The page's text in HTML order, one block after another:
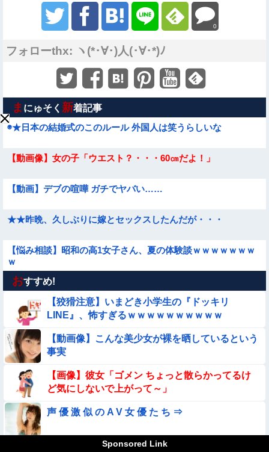
0
フォローthx: ヽ(*･∀･)人(･∀･*)ﾉ
ま にゅそく 新着記事
◉★日本の結婚式のこのルール 外国人は笑うらしいな
【動画像】女の子「ウエスト？・・・60㎝だよ！」
【動画】デブの喧嘩 ガチでヤバい……
★★昨晩、久しぶりに嫁とセックスしたんだが・・・
【悩み相談】昭和の高1女子さん、夏の体験談ｗｗｗｗｗｗｗ
ｗ
【動画】力士さん、ボクサーをボコってしまう
【動画】野犬の群れに襲われた男性、とんでもない方法で制圧
するｗｗｗｗｗｗｗ
★★同格のように語られてるけど実際は『雲泥の差』があるも
のと言えば？
【動画】美少女4人組の20年後の姿がヤバいwwwwww
【動画あり】ボーイッシュ美少女「どうしたん？おっぱい揉
む？❤」
【動画】こういう貧乳の陰女と付き合えますかｗｗｗｗｗｗｗ
おすすめ!
【狡猾注意】いまどき小学生の『ドッキリ
LINE』、怖すぎるｗｗｗｗｗｗｗｗｗｗ
【動画像】こんな美少女が裸を晒しているという
事実
【画像】彼女「ゴメン ちょっと散らかってるけ
ど気にしないで上がって～」
声 優 激 似 の A V 女 優 た ち ⇒
【画像】強盗男さん、『女格闘家』を襲ってしま
Sponsored Link